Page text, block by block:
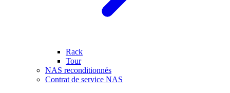
Rack
Tour
NAS reconditionnés
Contrat de service NAS